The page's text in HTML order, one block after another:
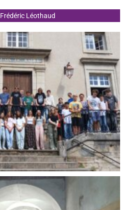
Frédéric Léothaud